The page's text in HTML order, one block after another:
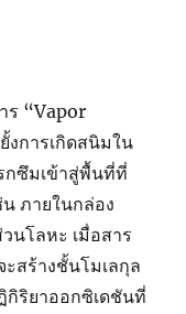
ร “Vapor
การเกิดสนิมใน
กซึมเข้าสู่พื้นที่ที่
ภายในกล่อง
นโลหะ เมื่อสาร
สร้างชั้นโมเลกุล
กิริยาออกซิเดชันที่